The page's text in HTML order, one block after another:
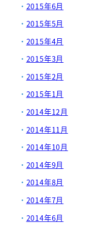
2015年6月
2015年5月
2015年4月
2015年3月
2015年2月
2015年1月
2014年12月
2014年11月
2014年10月
2014年9月
2014年8月
2014年7月
2014年6月